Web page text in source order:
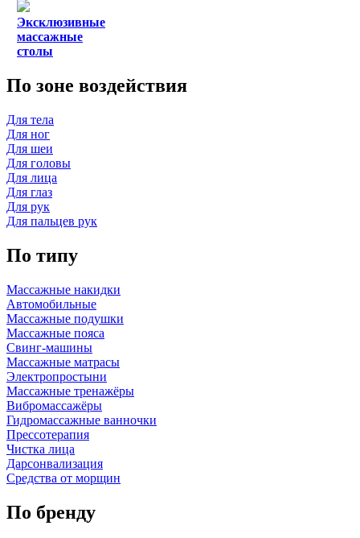
Эксклюзивные
массажные
столы
По зоне воздействия
Для тела
Для ног
Для шеи
Для головы
Для лица
Для глаз
Для рук
Для пальцев рук
По типу
Массажные накидки
Автомобильные
Массажные подушки
Массажные пояса
Свинг-машины
Массажные матрасы
Электропростыни
Массажные тренажёры
Вибромассажёры
Гидромассажные ванночки
Прессотерапия
Чистка лица
Дарсонвализация
Средства от морщин
По бренду